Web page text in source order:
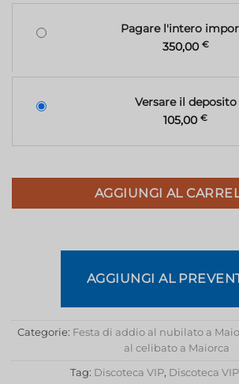
Pagare l'intero
350,00 €
Versare il deposito
105,00 €
AGGIUNGI AL
AGGIUNGI AL
Categorie: Festa di addio al nubilato a
al celibato a Maiorca
Tag: Discoteca VIP, Discoteca